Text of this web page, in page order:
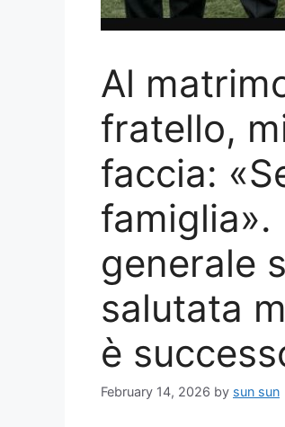
Al
fratello,
faccia:
famiglia».
generale
salutata
è
February 14, 2026 by sun sun